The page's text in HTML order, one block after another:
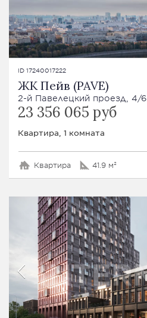
ID 17240017222
ЖК Пейв (PAVE)
2-й Павелецкий проезд, 4/6
23 356 065 руб
Квартира, 1 комната
Квартира 41.9 м²